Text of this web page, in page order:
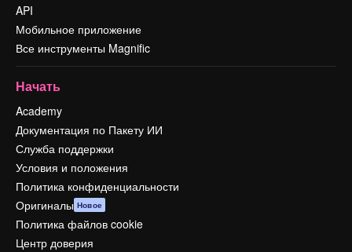
API
Мобильное приложение
Все инструменты Magnific
Начать
Academy
Документация по Пакету ИИ
Служба поддержки
Условия и положения
Политика конфиденциальности
Оригиналы Новое
Политика файлов cookie
Центр доверия